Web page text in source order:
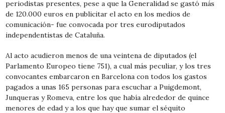
periodistas presentes, pese a que la Generalidad se gastó más
de 120.000 euros en publicitar el acto en los medios de
comunicación- fue convocada por tres eurodiputados
independentistas de Cataluña.
Al acto acudieron menos de una veintena de diputados (el
Parlamento Europeo tiene 751), a cual más peculiar, y los tres
convocantes embarcaron en Barcelona con todos los gastos
pagados a unas 165 personas para escuchar a Puigdemont,
Junqueras y Romeva, entre los que había alrededor de quince
menores de edad y a los que hay que sumar el séquito